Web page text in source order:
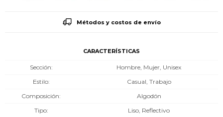
Métodos y costos de envío
CARACTERÍSTICAS
Sección
Hombre, Mujer, Unisex
Estilo
Casual, Trabajo
Composición
Algodón
Tipo
Liso, Reflectivo